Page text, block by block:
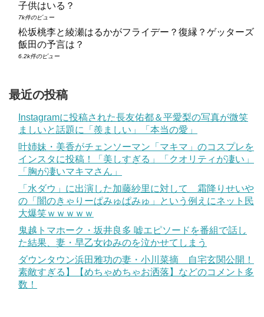
子供はいる？
7k件のビュー
松坂桃李と綾瀬はるかがフライデー？復縁？ゲッターズ
飯田の予言は？
6.2k件のビュー
最近の投稿
Instagramに投稿された長友佑都＆平愛梨の写真が微笑
ましいと話題に「羨ましい」「本当の愛」
叶姉妹・美香がチェンソーマン「マキマ」のコスプレを
インスタに投稿！「美しすぎる」「クオリティが凄い」
「胸が凄いマキマさん」
「水ダウ」に出演した加藤紗里に対して 霜降りせいや
の「闇のきゃりーぱみゅぱみゅ」という例えにネット民
大爆笑ｗｗｗｗｗ
鬼越トマホーク・坂井良多 嘘エピソードを番組で話し
た結果、妻・早乙女ゆみのを泣かせてしまう
ダウンタウン浜田雅功の妻・小川菜摘 自宅玄関公開！
素敵すぎる】【めちゃめちゃお洒落】などのコメント多
数！